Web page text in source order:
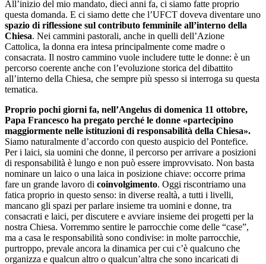
All’inizio del mio mandato, dieci anni fa, ci siamo fatte proprio
questa domanda. E ci siamo dette che l’UFCT doveva diventare uno
spazio di riflessione sul contributo femminile all’interno della
Chiesa. Nei cammini pastorali, anche in quelli dell’Azione
Cattolica, la donna era intesa principalmente come madre o
consacrata. Il nostro cammino vuole includere tutte le donne: è un
percorso coerente anche con l’evoluzione storica del dibattito
all’interno della Chiesa, che sempre più spesso si interroga su questa
tematica.
Proprio pochi giorni fa, nell’Angelus di domenica 11 ottobre,
Papa Francesco ha pregato perché le donne «partecipino
maggiormente nelle istituzioni di responsabilità della Chiesa».
Siamo naturalmente d’accordo con questo auspicio del Pontefice.
Per i laici, sia uomini che donne, il percorso per arrivare a posizioni
di responsabilità è lungo e non può essere improvvisato. Non basta
nominare un laico o una laica in posizione chiave: occorre prima
fare un grande lavoro di coinvolgimento. Oggi riscontriamo una
fatica proprio in questo senso: in diverse realtà, a tutti i livelli,
mancano gli spazi per parlare insieme tra uomini e donne, tra
consacrati e laici, per discutere e avviare insieme dei progetti per la
nostra Chiesa. Vorremmo sentire le parrocchie come delle “case”,
ma a casa le responsabilità sono condivise: in molte parrocchie,
purtroppo, prevale ancora la dinamica per cui c’è qualcuno che
organizza e qualcun altro o qualcun’altra che sono incaricati di